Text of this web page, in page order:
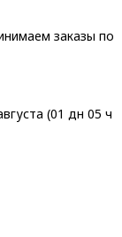
заказы по
(01 дн 05 ч